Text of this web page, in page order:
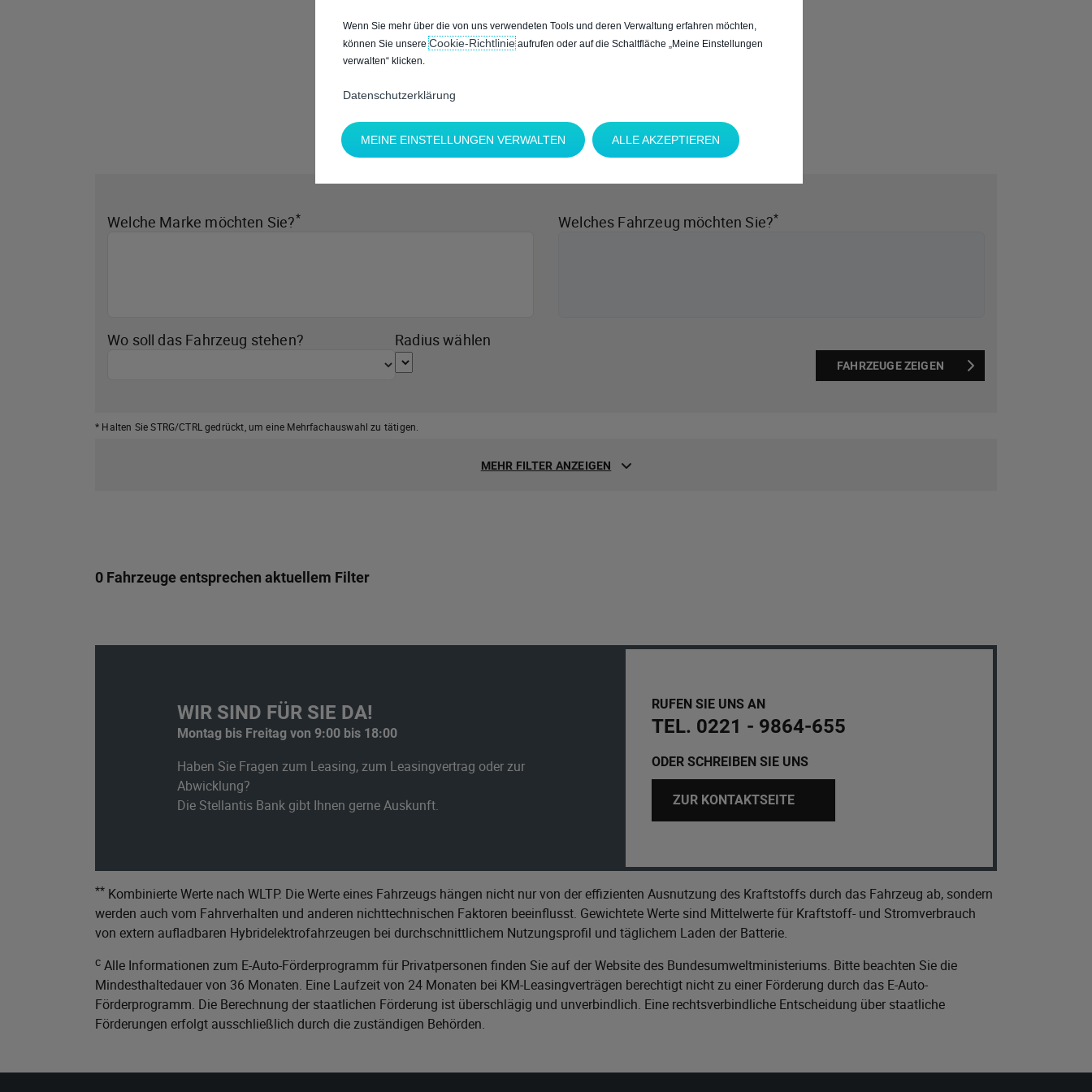
Welche Marke möchten Sie?* Welches Fahrzeug möchten Sie?*
Wo soll das Fahrzeug stehen? Radius wählen
FAHRZEUGE ZEIGEN
* Halten Sie STRG/CTRL gedrückt, um eine Mehrfachauswahl zu tätigen.
MEHR FILTER ANZEIGEN
0 Fahrzeuge entsprechen aktuellem Filter
WIR SIND FÜR SIE DA!
Montag bis Freitag von 9:00 bis 18:00
Haben Sie Fragen zum Leasing, zum Leasingvertrag oder zur
Abwicklung?
Die Stellantis Bank gibt Ihnen gerne Auskunft.
RUFEN SIE UNS AN
TEL. 0221 - 9864-655
ODER SCHREIBEN SIE UNS
ZUR KONTAKTSEITE
** Kombinierte Werte nach WLTP. Die Werte eines Fahrzeugs hängen nicht nur von der effizienten Ausnutzung des Kraftstoffs durch das Fahrzeug ab, sondern
werden auch vom Fahrverhalten und anderen nichttechnischen Faktoren beeinflusst. Gewichtete Werte sind Mittelwerte für Kraftstoff- und Stromverbrauch
von extern aufladbaren Hybridelektrofahrzeugen bei durchschnittlichem Nutzungsprofil und täglichem Laden der Batterie.
c Alle Informationen zum E-Auto-Förderprogramm für Privatpersonen finden Sie auf der Website des Bundesumweltministeriums. Bitte beachten Sie die
Mindesthaltedauer von 36 Monaten. Eine Laufzeit von 24 Monaten bei KM-Leasingverträgen berechtigt nicht zu einer Förderung durch das E-Auto-
Förderprogramm. Die Berechnung der staatlichen Förderung ist überschlägig und unverbindlich. Eine rechtsverbindliche Entscheidung über staatliche
Förderungen erfolgt ausschließlich durch die zuständigen Behörden.
Wenn Sie mehr über die von uns verwendeten Tools und deren Verwaltung erfahren möchten,
können Sie unsereCookie‑Richtlinieaufrufen oder auf die Schaltfläche „Meine Einstellungen
verwalten“ klicken.
Datenschutzerklärung
MEINE EINSTELLUNGEN VERWALTEN ALLE AKZEPTIEREN